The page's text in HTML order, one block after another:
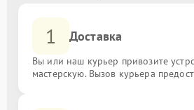
1 Доставка
Вы или наш курьер привозите
мастерскую. Вызов курьера